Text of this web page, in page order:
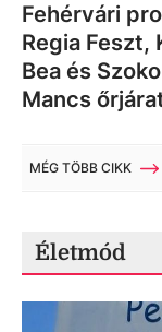
Fehérvári
Regia Feszt,
Bea és
Mancs
MÉG TÖBB CIKK
Életmód